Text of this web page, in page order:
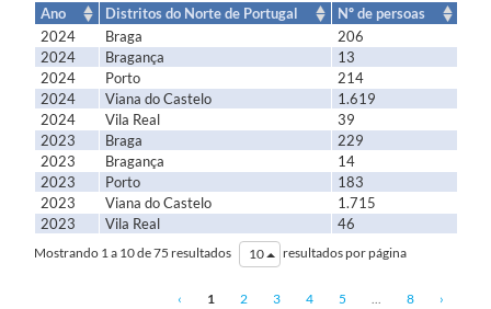
os
datos
Ano Distritos do Norte de Portugal
Nº de persoas
2024
Braga
206
2024
Bragança
13
2024
Porto
214
2024
Viana do Castelo
1.619
2024
Vila Real
39
2023
Braga
229
2023
Bragança
14
2023
Porto
183
2023
Viana do Castelo
1.715
2023
Vila Real 46
Mostrando 1 a 10 de 75 resultados 10 resultados por página
‹ 1 2 3 4 5 ... 8 ›